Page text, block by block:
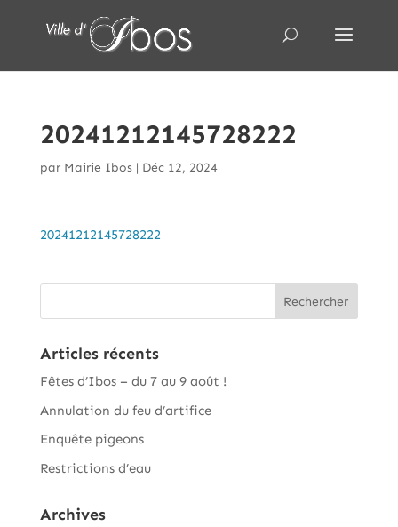
20241212145728222
par Mairie Ibos| Déc 12, 2024
20241212145728222
Articles récents
Fêtes d’Ibos – du 7 au 9 août !
Annulation du feu d’artifice
Enquête pigeons
Restrictions d’eau
Archives